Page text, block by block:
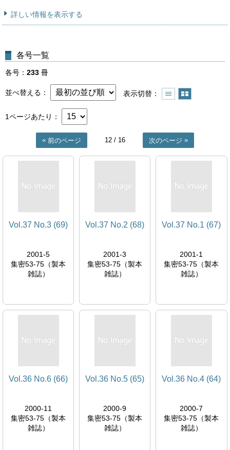
詳しい情報を表示する
各号一覧
各号 233 冊
並べ替える 表示切替
1ページあたり
前のページ 12 / 16 次のページ
Vol.37 No.3 (69)
2001-5
集密53-75（製本
雑誌）
Vol.37 No.2 (68)
2001-3
集密53-75（製本
雑誌）
Vol.37 No.1 (67)
2001-1
集密53-75（製本
雑誌）
Vol.36 No.6 (66)
2000-11
集密53-75（製本
雑誌）
Vol.36 No.5 (65)
2000-9
集密53-75（製本
雑誌）
Vol.36 No.4 (64)
2000-7
集密53-75（製本
雑誌）